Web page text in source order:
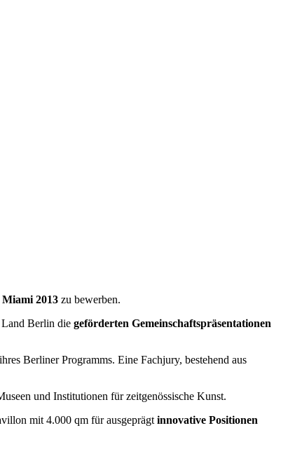
2013 zu bewerben.
Land Berlin die geförderten Gemeinschaftspräsentationen
Berliner Programms. Eine Fachjury, bestehend aus
und Institutionen für zeitgenössische Kunst.
mit 4.000 qm für ausgeprägt innovative Positionen